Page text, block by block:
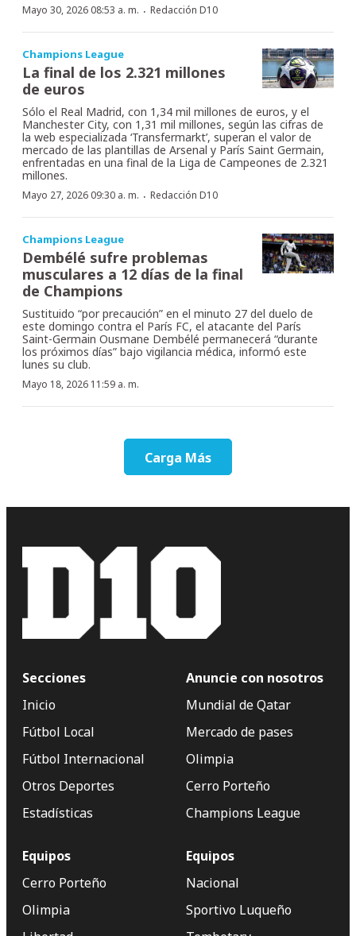
Mayo 30, 2026 08:53 a. m. · Redacción D10
Champions League
La final de los 2.321 millones
de euros
Sólo el Real Madrid, con 1,34 mil millones de euros, y el
Manchester City, con 1,31 mil millones, según las cifras de
la web especializada ‘Transfermarkt’, superan el valor de
mercado de las plantillas de Arsenal y París Saint Germain,
enfrentadas en una final de la Liga de Campeones de 2.321
millones.
Mayo 27, 2026 09:30 a. m. · Redacción D10
Champions League
Dembélé sufre problemas
musculares a 12 días de la final
de Champions
Sustituido “por precaución” en el minuto 27 del duelo de
este domingo contra el París FC, el atacante del París
Saint-Germain Ousmane Dembélé permanecerá “durante
los próximos días” bajo vigilancia médica, informó este
lunes su club.
Mayo 18, 2026 11:59 a. m.
Carga Más
Secciones
Inicio
Fútbol Local
Fútbol Internacional
Otros Deportes
Estadísticas
Anuncie con nosotros
Mundial de Qatar
Mercado de pases
Olimpia
Cerro Porteño
Champions League
Equipos
Cerro Porteño
Olimpia
Equipos
Nacional
Sportivo Luqueño